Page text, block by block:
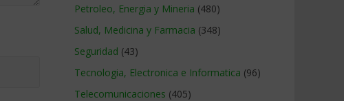
Petroleo, Energia y Mineria (480)
Salud, Medicina y Farmacia (348)
Seguridad (43)
Tecnologia, Electronica e Informatica (96)
Telecomunicaciones (405)